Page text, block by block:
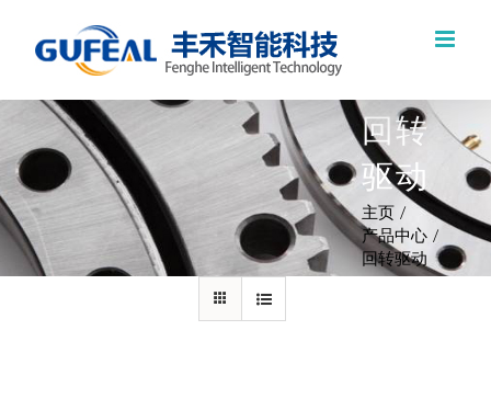
回转
驱动
主页
产品中心
回转驱动